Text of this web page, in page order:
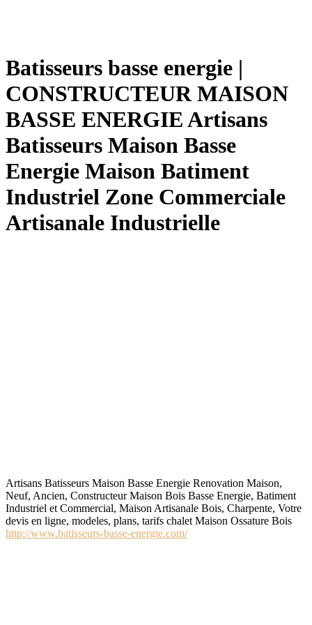
Batisseurs basse energie |
CONSTRUCTEUR MAISON
BASSE ENERGIE Artisans
Batisseurs Maison Basse
Energie Maison Batiment
Industriel Zone Commerciale
Artisanale In­dustriel­le
Artisans Batisseurs Maison Basse Energie Renovation Maison,
Neuf, Ancien, Constructeur Maison Bois Basse Energie, Batiment
Industriel et Commercial, Maison Artisanale Bois, Charpente, Votre
devis en ligne, modeles, plans, tarifs chalet Maison Ossature Bois
http://www.batisseurs-basse-energie.com/